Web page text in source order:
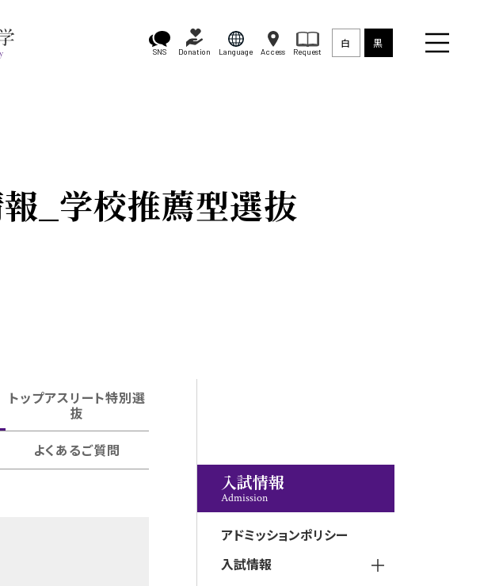
SNS Donation Language Access Request
白 黒
_学校推薦型選抜
トップアスリート特別選
抜
よくあるご質問
入試情報
Admission
アドミッションポリシー
入試情報